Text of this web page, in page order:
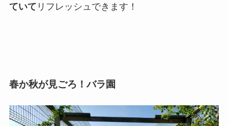
ていて リフレッシュできます！
春か秋が見ごろ！バラ園